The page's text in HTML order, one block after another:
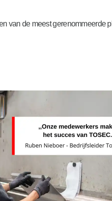
van de meest gerenommeerde